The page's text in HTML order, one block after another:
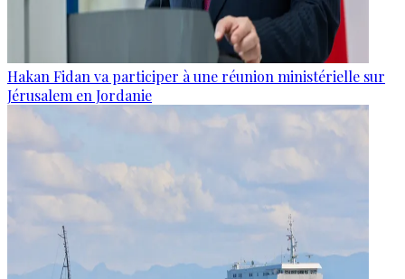
Hakan Fidan va participer à une réunion ministérielle sur
Jérusalem en Jordanie